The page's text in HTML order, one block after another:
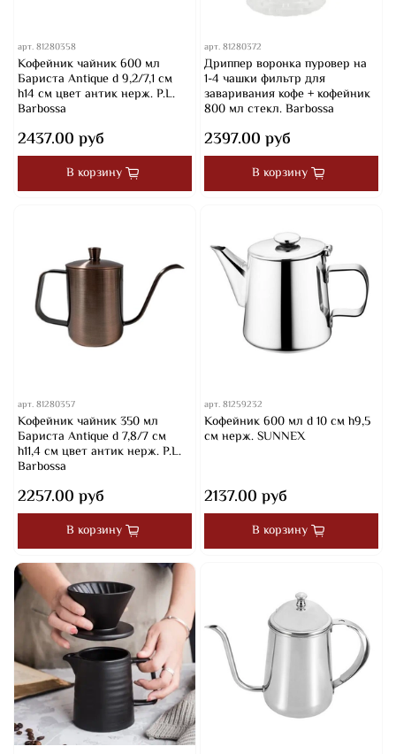
арт.81280358
Кофейник чайник 600 мл
Бариста Antique d 9,2/7,1 см
h14 см цвет антик нерж. P.L.
Barbossa
2437.00 руб
В корзину
арт.81280372
Дриппер воронка пуровер на
1-4 чашки фильтр для
заваривания кофе + кофейник
800 мл стекл. Barbossa
2397.00 руб
В корзину
арт.81280357
Кофейник чайник 350 мл
Бариста Antique d 7,8/7 см
h11,4 см цвет антик нерж. P.L.
Barbossa
2257.00 руб
В корзину
арт.81259232
Кофейник 600 мл d 10 см h9,5
см нерж. SUNNEX
2137.00 руб
В корзину